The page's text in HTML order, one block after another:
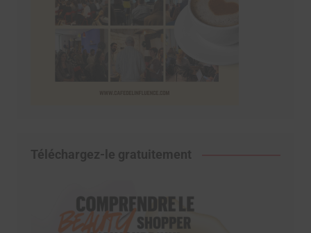
Téléchargez-le gratuitement